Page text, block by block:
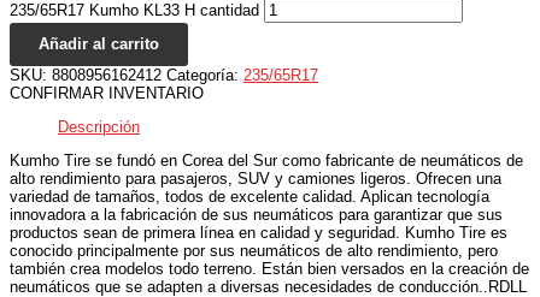
235/65R17 Kumho KL33 H cantidad
Añadir al carrito
SKU: 8808956162412 Categoría: 235/65R17
CONFIRMAR INVENTARIO
Descripción
Kumho Tire se fundó en Corea del Sur como fabricante de neumáticos de
alto rendimiento para pasajeros, SUV y camiones ligeros. Ofrecen una
variedad de tamaños, todos de excelente calidad. Aplican tecnología
innovadora a la fabricación de sus neumáticos para garantizar que sus
productos sean de primera línea en calidad y seguridad. Kumho Tire es
conocido principalmente por sus neumáticos de alto rendimiento, pero
también crea modelos todo terreno. Están bien versados ​​en la creación de
neumáticos que se adapten a diversas necesidades de conducción..RDLL